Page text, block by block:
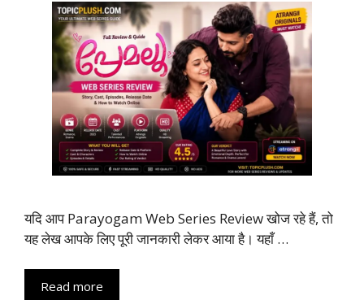
यदि आप Parayogam Web Series Review खोज रहे हैं, तो
यह लेख आपके लिए पूरी जानकारी लेकर आया है। यहाँ …
Read more